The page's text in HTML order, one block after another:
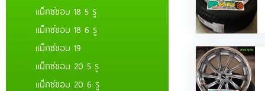
แม็กซ์ขอบ 18 5 รู
แม็กซ์ขอบ 18 6 รู
แม็กซ์ขอบ 19
แม็กซ์ขอบ 20 5 รู
แม็กซ์ขอบ 20 6 รู